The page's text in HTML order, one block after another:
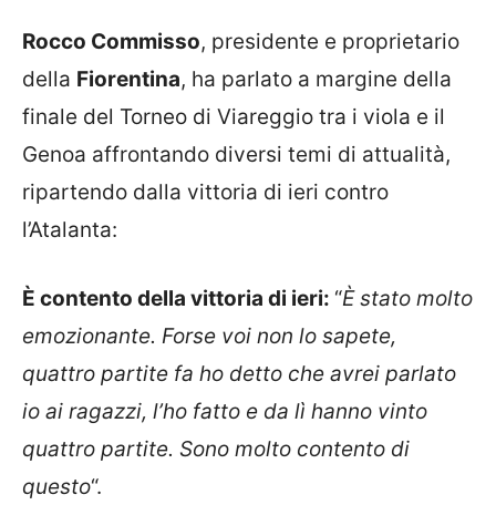
Rocco Commisso, presidente e proprietario
della Fiorentina, ha parlato a margine della
finale del Torneo di Viareggio tra i viola e il
Genoa affrontando diversi temi di attualità,
ripartendo dalla vittoria di ieri contro
l’Atalanta:
È contento della vittoria di ieri: “È stato molto
emozionante. Forse voi non lo sapete,
quattro partite fa ho detto che avrei parlato
io ai ragazzi, l’ho fatto e da lì hanno vinto
quattro partite. Sono molto contento di
questo“.